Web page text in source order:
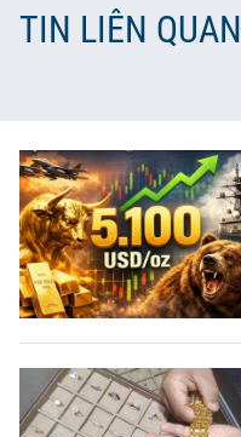
TIN LIÊN QUAN